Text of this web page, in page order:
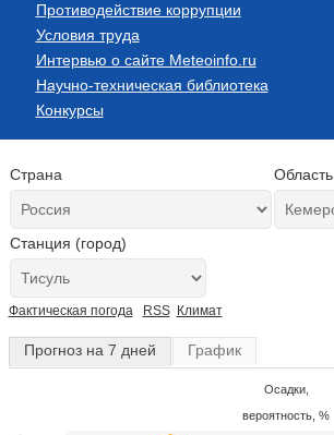
Противодействие коррупции
Условия труда
Интервью о сайте Meteoinfo.ru
Научно-техническая библиотека
Конкурсы
Страна Область
Станция (город)
Фактическая погода RSS Климат
Прогноз на 7 дней График
Осадки,
вероятность, %